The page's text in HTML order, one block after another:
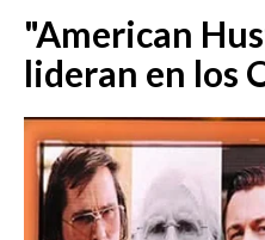
"American
lideran en los